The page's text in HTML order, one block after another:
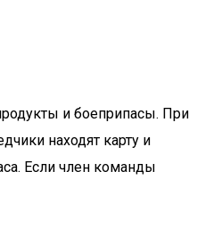
и боеприпасы. При
находят карту и
Если член команды